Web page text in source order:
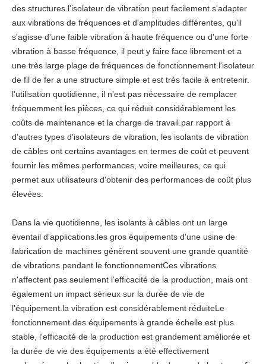
des structures.l'isolateur de vibration peut facilement s'adapter
aux vibrations de fréquences et d'amplitudes différentes, qu'il
s'agisse d'une faible vibration à haute fréquence ou d'une forte
vibration à basse fréquence, il peut y faire face librement et a
une très large plage de fréquences de fonctionnement.l'isolateur
de fil de fer a une structure simple et est très facile à entretenir.
l'utilisation quotidienne, il n'est pas nécessaire de remplacer
fréquemment les pièces, ce qui réduit considérablement les
coûts de maintenance et la charge de travail.par rapport à
d'autres types d'isolateurs de vibration, les isolants de vibration
de câbles ont certains avantages en termes de coût et peuvent
fournir les mêmes performances, voire meilleures, ce qui
permet aux utilisateurs d'obtenir des performances de coût plus
élevées.
Dans la vie quotidienne, les isolants à câbles ont un large
éventail d'applications.les gros équipements d'une usine de
fabrication de machines génèrent souvent une grande quantité
de vibrations pendant le fonctionnementCes vibrations
n'affectent pas seulement l'efficacité de la production, mais ont
également un impact sérieux sur la durée de vie de
l'équipement.la vibration est considérablement réduiteLe
fonctionnement des équipements à grande échelle est plus
stable, l'efficacité de la production est grandement améliorée et
la durée de vie des équipements a été effectivement